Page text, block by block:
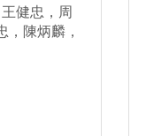
健忠，周
，陳炳麟，
，王明